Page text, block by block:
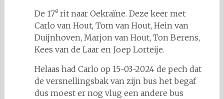
De 17erit naar Oekraïne. Deze keer met
Carlo van Hout, Tom van Hout, Hein van
Duijnhoven, Marjon van Hout, Ton Berens,
Kees van de Laar en Joep Lorteije.
Helaas had Carlo op 15-03-2024 de pech dat
de versnellingsbak van zijn bus het begaf
dus moest er nog vlug een andere bus